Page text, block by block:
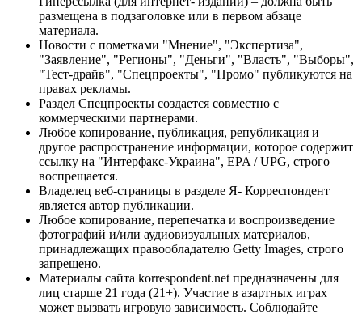
размещена в подзаголовке или в первом абзаце
материала.
Новости с пометками "Мнение", "Экспертиза",
"Заявление", "Регионы", "Деньги", "Власть", "Выборы",
"Тест-драйв", "Спецпроекты", "Промо" публикуются на
правах рекламы.
Раздел Спецпроекты создается совместно с
коммерческими партнерами.
Любое копирование, публикация, републикация и
другое распространение информации, которое содержит
ссылку на "Интерфакс-Украина", EPA / UPG, строго
воспрещается.
Владелец веб-страницы в разделе Я- Корреспондент
является автор публикации.
Любое копирование, перепечатка и воспроизведение
фотографий и/или аудиовизуальных материалов,
принадлежащих правообладателю Getty Images, строго
запрещено.
Материалы сайта korrespondent.net предназначены для
лиц старше 21 года (21+). Участие в азартных играх
может вызвать игровую зависимость. Соблюдайте